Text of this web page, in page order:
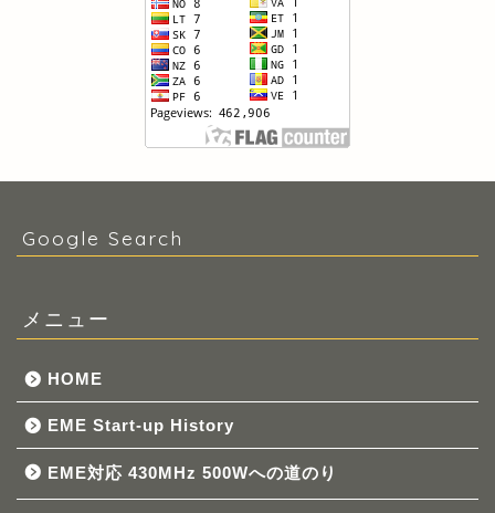
Google Search
メニュー
HOME
EME Start-up History
EME対応 430MHz 500Wへの道のり